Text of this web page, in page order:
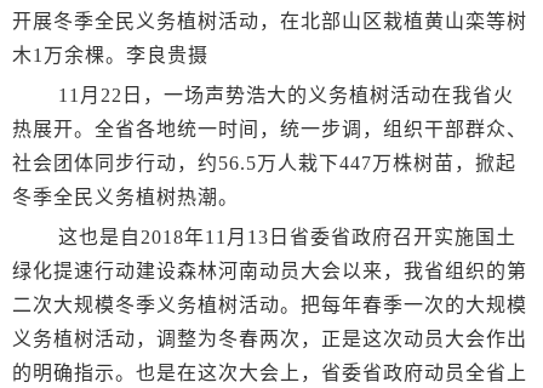
开展冬季全民义务植树活动，在北部山区栽植黄山栾等树
木1万余棵。李良贵摄
11月22日，一场声势浩大的义务植树活动在我省火
热展开。全省各地统一时间，统一步调，组织干部群众、
社会团体同步行动，约56.5万人栽下447万株树苗，掀起
冬季全民义务植树热潮。
这也是自2018年11月13日省委省政府召开实施国土
绿化提速行动建设森林河南动员大会以来，我省组织的第
二次大规模冬季义务植树活动。把每年春季一次的大规模
义务植树活动，调整为冬春两次，正是这次动员大会作出
的明确指示。也是在这次大会上，省委省政府动员全省上